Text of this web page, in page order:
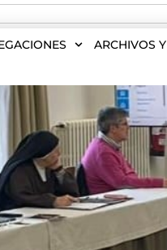
ARCHIVOS